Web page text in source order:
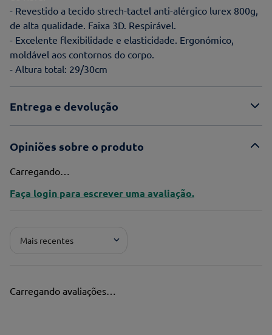
- Revestido a tecido strech-tactel anti-alérgico lurex 800g,
de alta qualidade. Faixa 3D. Respirável.
- Excelente flexibilidade e elasticidade. Ergonómico,
moldável aos contornos do corpo.
- Altura total: 29/30cm
Entrega e devolução
Opiniões sobre o produto
Carregando…
Faça login para escrever uma avaliação.
Mais recentes
Carregando avaliações…